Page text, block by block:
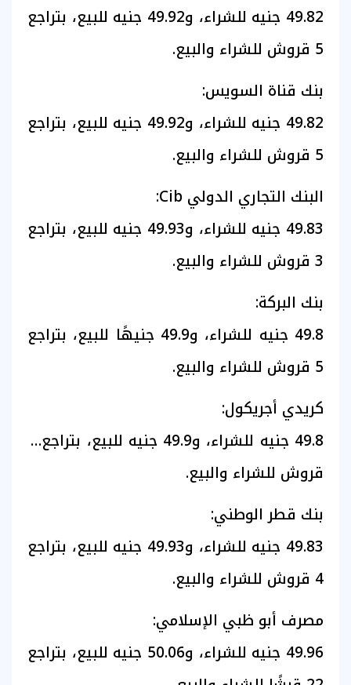
49.82 جنيه للشراء، و49.92 جنيه للبيع، بتراجع
5 قروش للشراء والبيع.
بنك قناة السويس:
49.82 جنيه للشراء، و49.92 جنيه للبيع، بتراجع
5 قروش للشراء والبيع.
البنك التجاري الدولي Cib:
49.83 جنيه للشراء، و49.93 جنيه للبيع، بتراجع
3 قروش للشراء والبيع.
بنك البركة:
49.8 جنيه للشراء، و49.9 جنيهًا للبيع، بتراجع
5 قروش للشراء والبيع.
كريدي أجريكول:
49.8 جنيه للشراء، و49.9 جنيه للبيع، بتراجع 7
قروش للشراء والبيع.
بنك قطر الوطني:
49.83 جنيه للشراء، و49.93 جنيه للبيع، بتراجع
4 قروش للشراء والبيع.
مصرف أبو ظبي الإسلامي:
49.96 جنيه للشراء، و50.06 جنيه للبيع، بتراجع